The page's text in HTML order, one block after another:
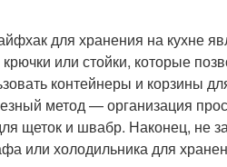
для хранения на кухне
или стойки, которые
контейнеры и корзины
метод — организация
щеток и швабр. Наконец, не
или холодильника для